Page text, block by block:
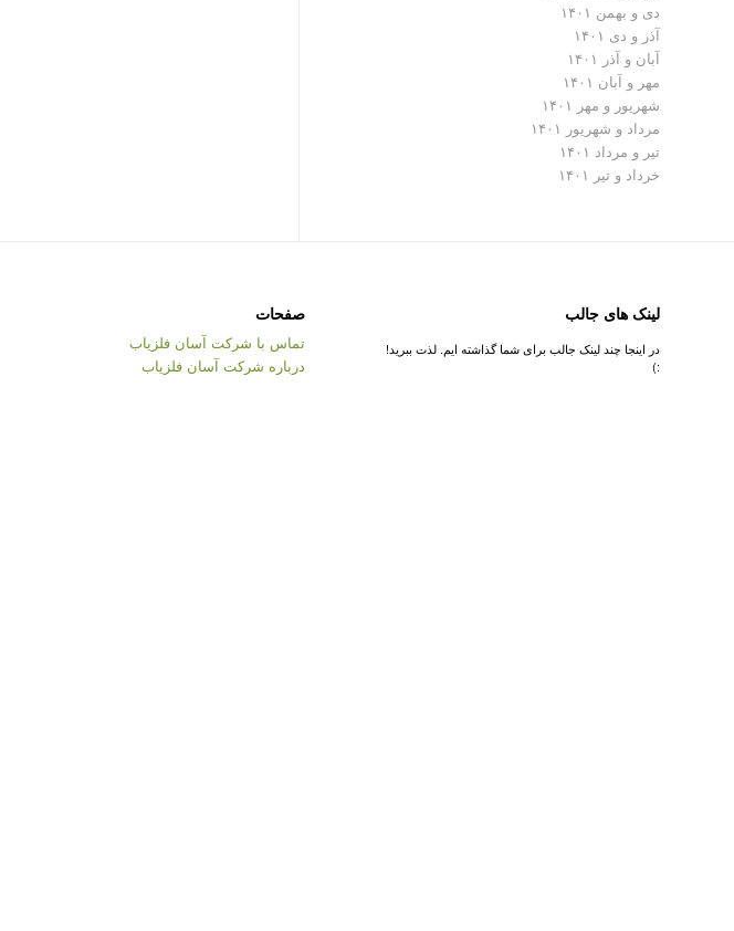
دی و بهمن ۱۴۰۱
آذر و دی ۱۴۰۱
آبان و آذر ۱۴۰۱
مهر و آبان ۱۴۰۱
شهریور و مهر ۱۴۰۱
مرداد و شهریور ۱۴۰۱
تیر و مرداد ۱۴۰۱
خرداد و تیر ۱۴۰۱
لینک های جالب
در اینجا چند لینک جالب برای شما گذاشته ایم. لذت ببرید!
:)
صفحات
تماس با شرکت آسان فلزیاب
درباره شرکت آسان فلزیاب